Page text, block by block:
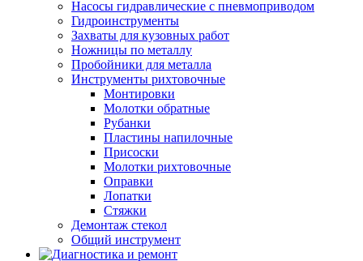
Насосы гидравлические с пневмоприводом
Гидроинструменты
Захваты для кузовных работ
Ножницы по металлу
Пробойники для металла
Инструменты рихтовочные
Монтировки
Молотки обратные
Рубанки
Пластины напилочные
Присоски
Молотки рихтовочные
Оправки
Лопатки
Стяжки
Демонтаж стекол
Общий инструмент